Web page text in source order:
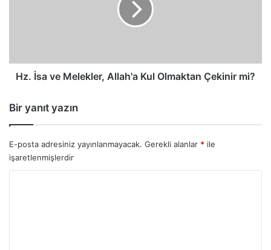
mi?
Hz. İsa ve Melekler, Allah'a Kul Olmaktan Çekinir mi?
Bir yanıt yazın
E-posta adresiniz yayınlanmayacak. Gerekli alanlar * ile
işaretlenmişlerdir